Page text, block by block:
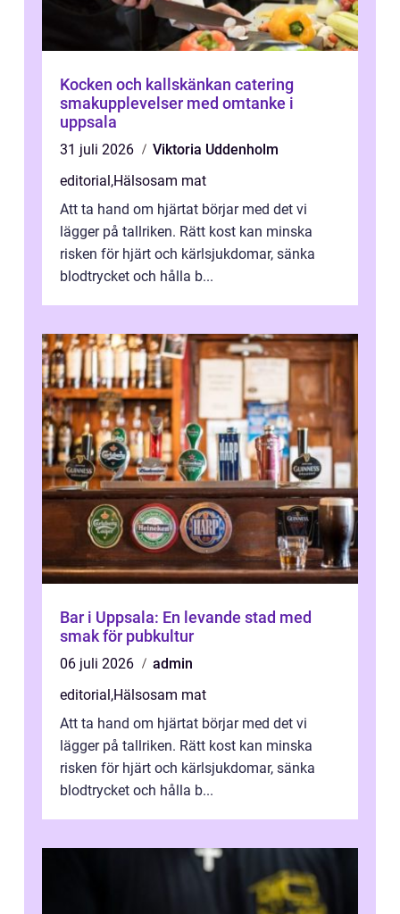
Kocken och kallskänkan catering
smakupplevelser med omtanke i
uppsala
31 juli 2026
Viktoria Uddenholm
editorial ,Hälsosam mat
Att ta hand om hjärtat börjar med det vi
lägger på tallriken. Rätt kost kan minska
risken för hjärt och kärlsjukdomar, sänka
blodtrycket och hålla b...
Bar i Uppsala: En levande stad med
smak för pubkultur
06 juli 2026
admin
editorial ,Hälsosam mat
Att ta hand om hjärtat börjar med det vi
lägger på tallriken. Rätt kost kan minska
risken för hjärt och kärlsjukdomar, sänka
blodtrycket och hålla b...